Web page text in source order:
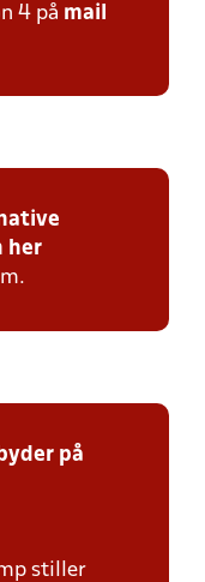
4 på mail
her
på
stiller